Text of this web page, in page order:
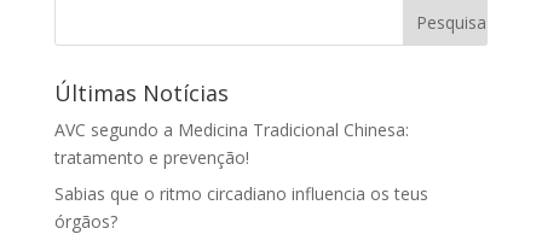
Últimas Notícias
AVC segundo a Medicina Tradicional Chinesa:
tratamento e prevenção!
Sabias que o ritmo circadiano influencia os teus
órgãos?